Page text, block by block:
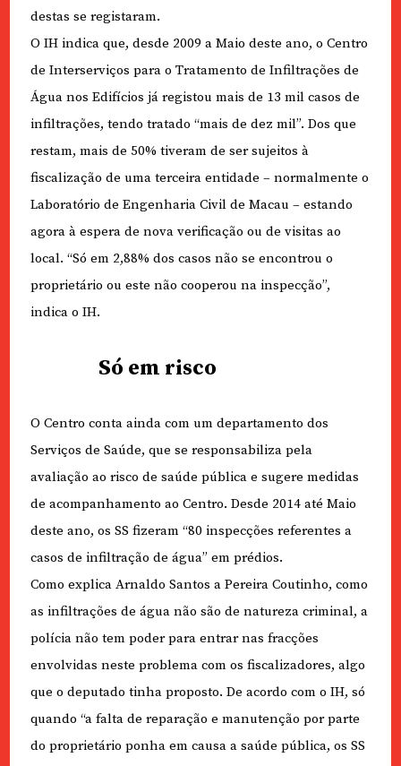
destas se registaram.
O IH indica que, desde 2009 a Maio deste ano, o Centro
de Interserviços para o Tratamento de Infiltrações de
Água nos Edifícios já registou mais de 13 mil casos de
infiltrações, tendo tratado “mais de dez mil”. Dos que
restam, mais de 50% tiveram de ser sujeitos à
fiscalização de uma terceira entidade – normalmente o
Laboratório de Engenharia Civil de Macau – estando
agora à espera de nova verificação ou de visitas ao
local. “Só em 2,88% dos casos não se encontrou o
proprietário ou este não cooperou na inspecção”,
indica o IH.
Só em risco
O Centro conta ainda com um departamento dos
Serviços de Saúde, que se responsabiliza pela
avaliação ao risco de saúde pública e sugere medidas
de acompanhamento ao Centro. Desde 2014 até Maio
deste ano, os SS fizeram “80 inspecções referentes a
casos de infiltração de água” em prédios.
Como explica Arnaldo Santos a Pereira Coutinho, como
as infiltrações de água não são de natureza criminal, a
polícia não tem poder para entrar nas fracções
envolvidas neste problema com os fiscalizadores, algo
que o deputado tinha proposto. De acordo com o IH, só
quando “a falta de reparação e manutenção por parte
do proprietário ponha em causa a saúde pública, os SS